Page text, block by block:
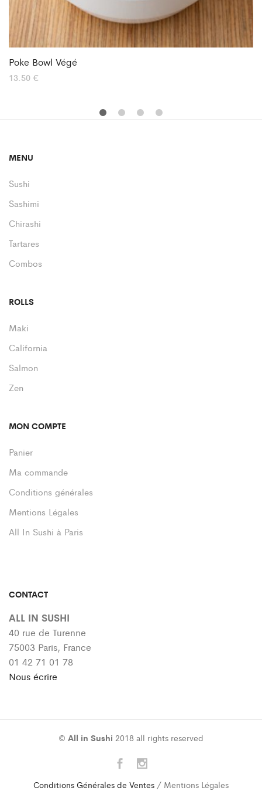
Poke Bowl Végé
13.50 €
MENU
Sushi
Sashimi
Chirashi
Tartares
Combos
ROLLS
Maki
California
Salmon
Zen
MON COMPTE
Panier
Ma commande
Conditions générales
Mentions Légales
All In Sushi à Paris
CONTACT
ALL IN SUSHI
40 rue de Turenne
75003 Paris, France
01 42 71 01 78
Nous écrire
© All in Sushi 2018 all rights reserved
Conditions Générales de Ventes / Mentions Légales